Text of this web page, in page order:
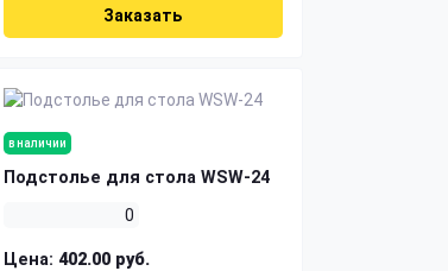
Заказать
в наличии
Подстолье для стола WSW-24
0
Цена: 402.00 руб.